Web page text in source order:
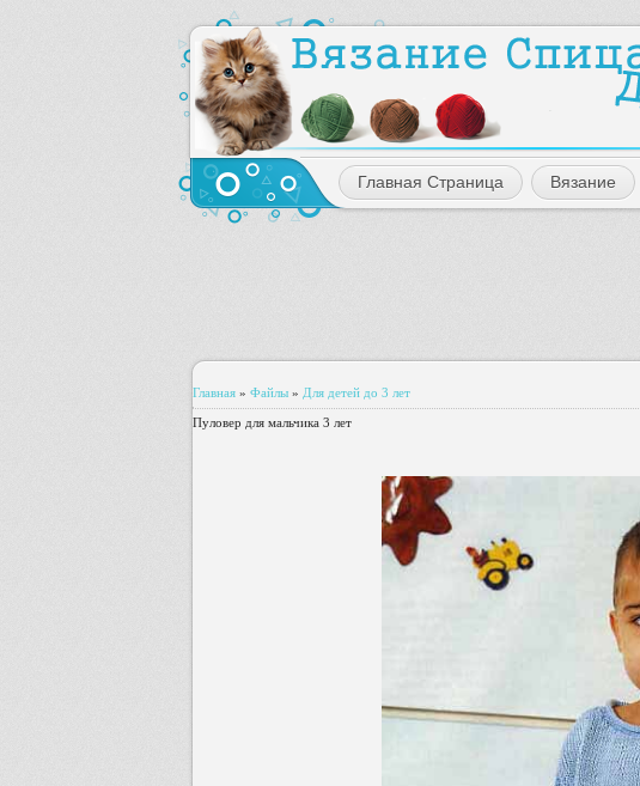
Главная Страница Вязание
Главная » Файлы » Для детей до 3 лет
Пуловер для мальчика 3 лет